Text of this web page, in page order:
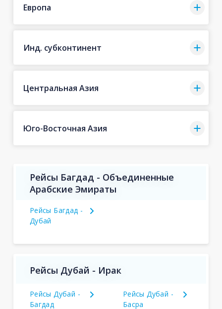
Европа
Инд. субконтинент
Центральная Азия
Юго-Восточная Азия
Рейсы Багдад - Объединенные
Арабские Эмираты
Рейсы Багдад -
Дубай
Рейсы Дубай - Ирак
Рейсы Дубай -
Багдад
Рейсы Дубай -
Басра